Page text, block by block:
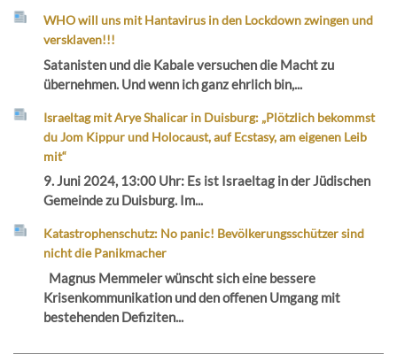
WHO will uns mit Hantavirus in den Lockdown zwingen und
versklaven!!!
Satanisten und die Kabale versuchen die Macht zu
übernehmen. Und wenn ich ganz ehrlich bin,...
Israeltag mit Arye Shalicar in Duisburg: „Plötzlich bekommst
du Jom Kippur und Holocaust, auf Ecstasy, am eigenen Leib
mit“
9. Juni 2024, 13:00 Uhr: Es ist Israeltag in der Jüdischen
Gemeinde zu Duisburg. Im...
Katastrophenschutz: No panic! Bevölkerungsschützer sind
nicht die Panikmacher
Magnus Memmeler wünscht sich eine bessere
Krisenkommunikation und den offenen Umgang mit
bestehenden Defiziten...